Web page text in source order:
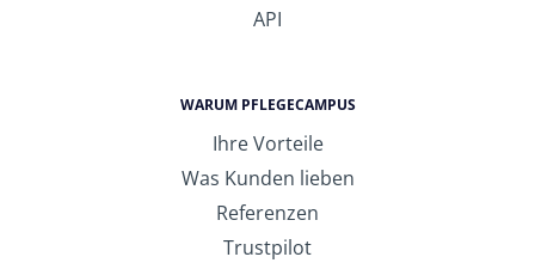
API
WARUM PFLEGECAMPUS
Ihre Vorteile
Was Kunden lieben
Referenzen
Trustpilot